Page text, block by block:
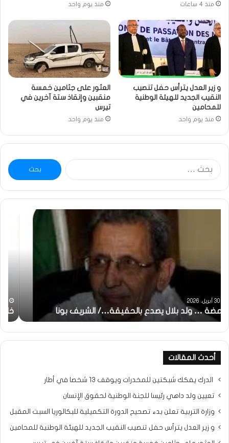
منذ 4 ساعات منذ يوم واحد
و زير العدل يترأس حفل تنصيب
النقيب الجديد للهيئة الوطنية
للمحامين
منذ يوم واحد
العثور على جثامين خمسة
منقبين وإنقاذ ستة آخرين في
تيرس
منذ يوم واحد
البحث
عن:
التراد
محمد
31 مايو، 2025
خاطرة : تحية تقدير خاصة لكم جميعا…/ الشيخ التراد محمد
أحدث المقالات
الدرك يفكك شبكتين للمخدرات ويوقف 13 شخصا في أطار
تعيين ولد داهي رئيسا للجنة الوطنية لحقوق الإنسان
وزارة التربية تعلن بدء تصحيح الدورة التكميلية للبكالوريا السبت المقبل
و زير العدل يترأس حفل تنصيب النقيب الجديد للهيئة الوطنية للمحامين